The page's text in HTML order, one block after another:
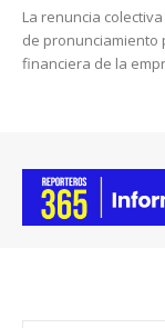
La renuncia
de pronunciamiento
financiera de la